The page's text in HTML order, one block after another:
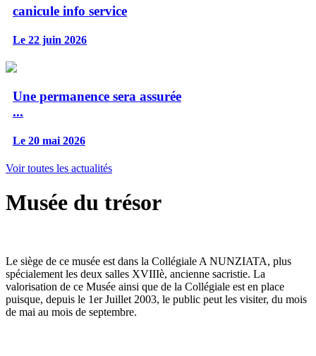
canicule info service
Le 22 juin 2026
Une permanence sera assurée
...
Le 20 mai 2026
Voir toutes les actualités
Musée du trésor
Le siège de ce musée est dans la Collégiale A NUNZIATA, plus
spécialement les deux salles XVIIIè, ancienne sacristie. La
valorisation de ce Musée ainsi que de la Collégiale est en place
puisque, depuis le 1er Juillet 2003, le public peut les visiter, du mois
de mai au mois de septembre.